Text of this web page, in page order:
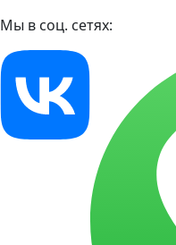
Мы в соц. сетях: